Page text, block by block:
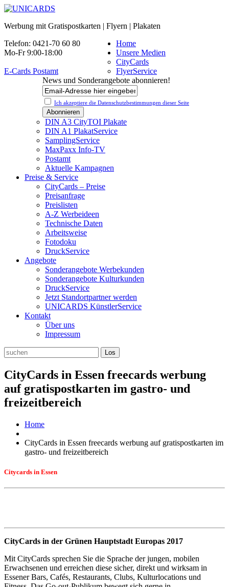
Werbung mit Gratispostkarten | Flyern | Plakaten
Telefon: 0421-70 60 80
Mo-Fr 9:00-18:00
E-Cards Postamt
News und Sonderangebote abonnieren!
Ich akzeptiere die Datenschutz­bestimmungen dieser Seite
Home
Unsere Medien
CityCards
FlyerService
DIN A3 CityTOI Plakate
DIN A1 PlakatService
SamplingService
MaxPaxx Info-TV
Postamt
Aktuelle Kampagnen
Preise & Service
CityCards – Preise
Preisanfrage
Preislisten
A-Z Werbeideen
Technische Daten
Arbeitsweise
Fotodoku
DruckService
Angebote
Sonderangebote Werbekunden
Sonderangebote Kulturkunden
DruckService
Jetzt Standortpartner werden
UNICARDS KünstlerService
Kontakt
Über uns
Impressum
CityCards in Essen freecards werbung
auf gratispostkarten im gastro- und
freizeitbereich
Home
CityCards in Essen freecards werbung auf gratispostkarten im
gastro- und freizeitbereich
Citycards in Essen
CityCards in der Grünen Hauptstadt Europas 2017
Mit CityCards sprechen Sie die Sprache der jungen, mobilen
Erwachsenen und erreichen diese sicher, direkt und wirksam in
Essener Bars, Cafés, Restaurants, Clubs, Kulturlocations und